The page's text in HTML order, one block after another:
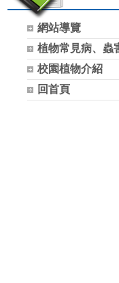
網站導覽
植物常見病、蟲
校園植物介紹
回首頁